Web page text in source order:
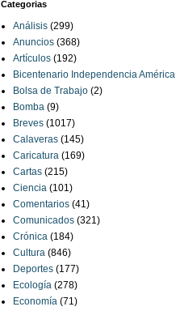
Categorias
Análisis (299)
Anuncios (368)
Artículos (192)
Bicentenario Independencia América
Bolsa de Trabajo (2)
Bomba (9)
Breves (1017)
Calaveras (145)
Caricatura (169)
Cartas (215)
Ciencia (101)
Comentarios (41)
Comunicados (321)
Crónica (184)
Cultura (846)
Deportes (177)
Ecología (278)
Economía (71)